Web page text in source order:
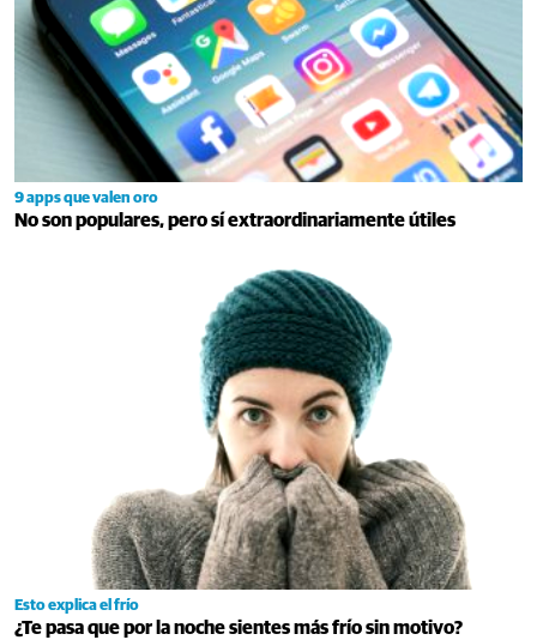
9 apps que valen oro
No son populares, pero sí extraordinariamente útiles
Esto explica el frío
¿Te pasa que por la noche sientes más frío sin motivo?